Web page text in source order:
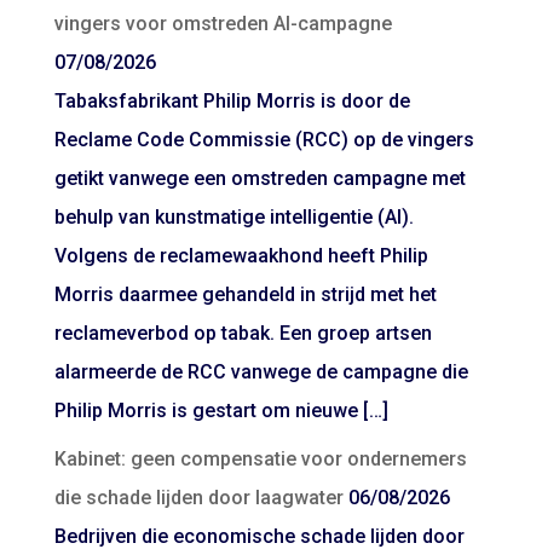
vingers voor omstreden AI-campagne
07/08/2026
Tabaksfabrikant Philip Morris is door de
Reclame Code Commissie (RCC) op de vingers
getikt vanwege een omstreden campagne met
behulp van kunstmatige intelligentie (AI).
Volgens de reclamewaakhond heeft Philip
Morris daarmee gehandeld in strijd met het
reclameverbod op tabak. Een groep artsen
alarmeerde de RCC vanwege de campagne die
Philip Morris is gestart om nieuwe […]
Kabinet: geen compensatie voor ondernemers
die schade lijden door laagwater 06/08/2026
Bedrijven die economische schade lijden door